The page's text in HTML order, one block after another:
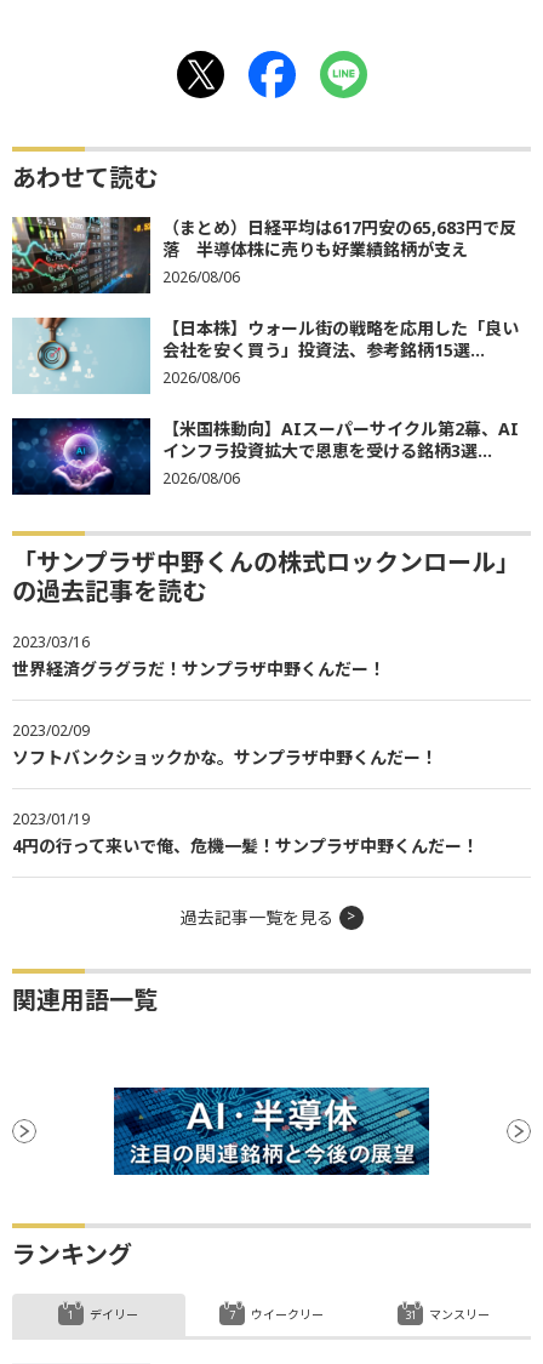
あわせて読む
（まとめ）日経平均は617円安の65,683円で反
落 半導体株に売りも好業績銘柄が支え
2026/08/06
【日本株】ウォール街の戦略を応用した「良い
会社を安く買う」投資法、参考銘柄15選...
2026/08/06
【米国株動向】AIスーパーサイクル第2幕、AI
インフラ投資拡大で恩恵を受ける銘柄3選...
2026/08/06
「サンプラザ中野くんの株式ロックンロール」
の過去記事を読む
2023/03/16
世界経済グラグラだ！サンプラザ中野くんだー！
2023/02/09
ソフトバンクショックかな。サンプラザ中野くんだー！
2023/01/19
4円の行って来いで俺、危機一髪！サンプラザ中野くんだー！
過去記事一覧を見る
関連用語一覧
ランキング
デイリー ウイークリー マンスリー